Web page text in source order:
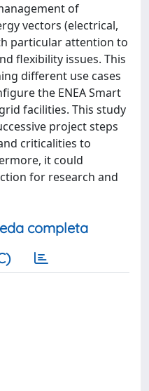
of
vectors (electrical,
particular attention to
flexibility issues. This
different use cases
the ENEA Smart
facilities. This study
project steps
criticalities to
it could
for research and
completa